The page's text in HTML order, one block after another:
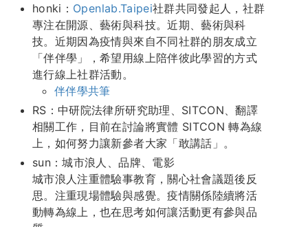
honki： Openlab.Taipei社群共同發起人，社群
專注在開源、藝術與科技。近期、藝術與科
技。近期因為疫情與來自不同社群的朋友成立
「伴伴學」，希望用線上陪伴彼此學習的方式
進行線上社群活動。
伴伴學共筆
RS：中研院法律所研究助理、SITCON、翻譯
相關工作，目前在討論將實體 SITCON 轉為線
上，如何努力讓新參者大家「敢講話」。
sun：城市浪人、品牌、電影
城市浪人注重體驗事教育，關心社會議題後反
思。注重現場體驗與感覺。疫情關係陸續將活
動轉為線上，也在思考如何讓活動更有參與品